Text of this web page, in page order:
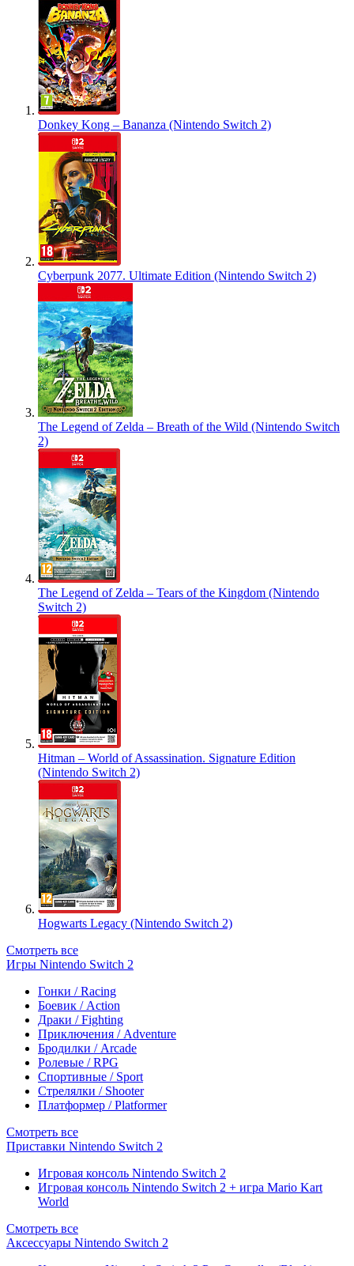
Donkey Kong – Bananza (Nintendo Switch 2)
Cyberpunk 2077. Ultimate Edition (Nintendo Switch 2)
The Legend of Zelda – Breath of the Wild (Nintendo Switch
2)
The Legend of Zelda – Tears of the Kingdom (Nintendo
Switch 2)
Hitman – World of Assassination. Signature Edition
(Nintendo Switch 2)
Hogwarts Legacy (Nintendo Switch 2)
Смотреть все
Игры Nintendo Switch 2
Гонки / Racing
Боевик / Action
Драки / Fighting
Приключения / Adventure
Бродилки / Arcade
Ролевые / RPG
Спортивные / Sport
Стрелялки / Shooter
Платформер / Platformer
Смотреть все
Приставки Nintendo Switch 2
Игровая консоль Nintendo Switch 2
Игровая консоль Nintendo Switch 2 + игра Mario Kart
World
Смотреть все
Аксессуары Nintendo Switch 2